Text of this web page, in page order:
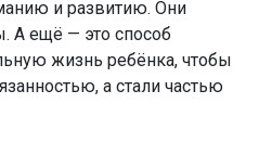
и развитию. Они
А ещё — это способ
жизнь ребёнка, чтобы
а стали частью